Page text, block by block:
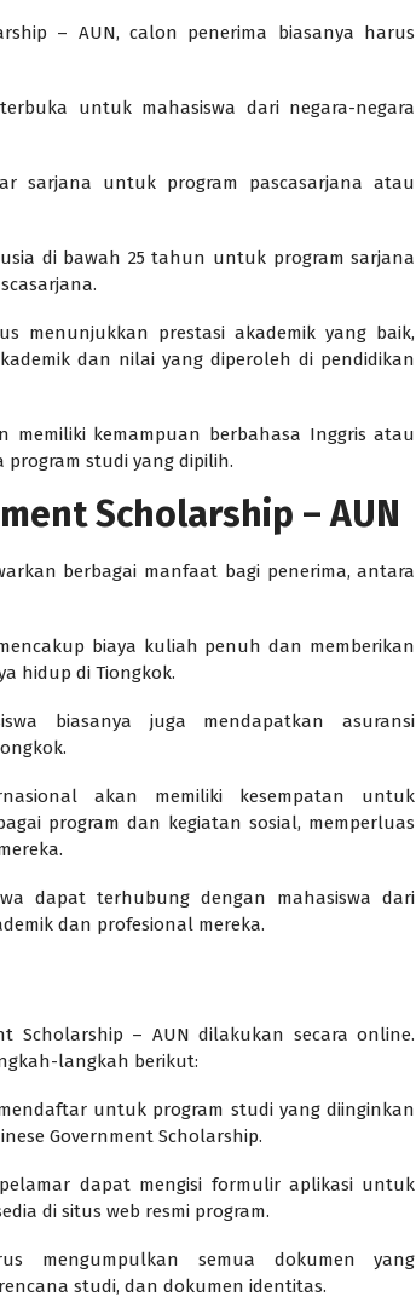
– AUN, calon penerima biasanya harus
untuk mahasiswa dari negara-negara
sarjana untuk program pascasarjana atau
di bawah 25 tahun untuk program sarjana
menunjukkan prestasi akademik yang baik,
dan nilai yang diperoleh di pendidikan
memiliki kemampuan berbahasa Inggris atau
studi yang dipilih.
Scholarship – AUN
berbagai manfaat bagi penerima, antara
biaya kuliah penuh dan memberikan
hidup di Tiongkok.
biasanya juga mendapatkan asuransi
akan memiliki kesempatan untuk
program dan kegiatan sosial, memperluas
dapat terhubung dengan mahasiswa dari
dan profesional mereka.
Scholarship – AUN dilakukan secara online.
langkah berikut:
untuk program studi yang diinginkan
Government Scholarship.
dapat mengisi formulir aplikasi untuk
di situs web resmi program.
mengumpulkan semua dokumen yang
studi, dan dokumen identitas.